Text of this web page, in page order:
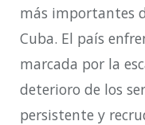
más importantes
Cuba. El país
marcada por la
deterioro de los
persistente y